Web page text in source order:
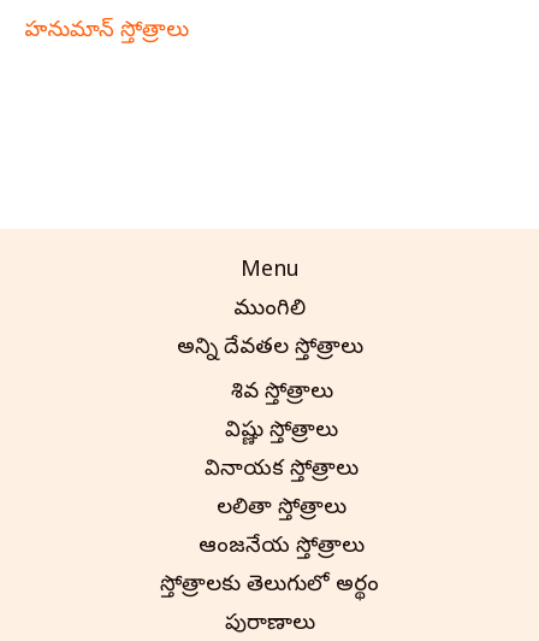
హనుమాన్ స్తోత్రాలు
Menu
ముంగిలి
అన్ని దేవతల స్తోత్రాలు
శివ స్తోత్రాలు
విష్ణు స్తోత్రాలు
వినాయక స్తోత్రాలు
లలితా స్తోత్రాలు
ఆంజనేయ స్తోత్రాలు
స్తోత్రాలకు తెలుగులో అర్థం
పురాణాలు